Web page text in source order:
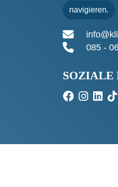
navigieren.
085 -
SOZIALE